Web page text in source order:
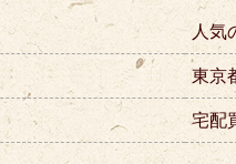
人気
東京
宅配